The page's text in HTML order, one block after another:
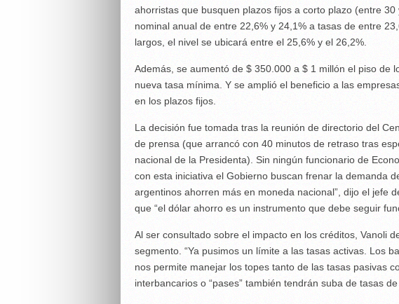
ahorristas que busquen plazos fijos a corto plazo (entre
nominal anual de entre 22,6% y 24,1% a tasas de entre
largos, el nivel se ubicará entre el 25,6% y el 26,2%.
Además, se aumentó de $ 350.000 a $ 1 millón el piso de
nueva tasa mínima. Y se amplió el beneficio a las
en los plazos fijos.
La decisión fue tomada tras la reunión de directorio del
de prensa (que arrancó con 40 minutos de retraso tras
nacional de la Presidenta). Sin ningún funcionario de
con esta iniciativa el Gobierno buscan frenar la demanda
argentinos ahorren más en moneda nacional”, dijo el jefe
que “el dólar ahorro es un instrumento que debe seguir
Al ser consultado sobre el impacto en los créditos, Vanoli
segmento. “Ya pusimos un límite a las tasas activas. Los
nos permite manejar los topes tanto de las tasas pasivas
interbancarios o “pases” también tendrán suba de tasas